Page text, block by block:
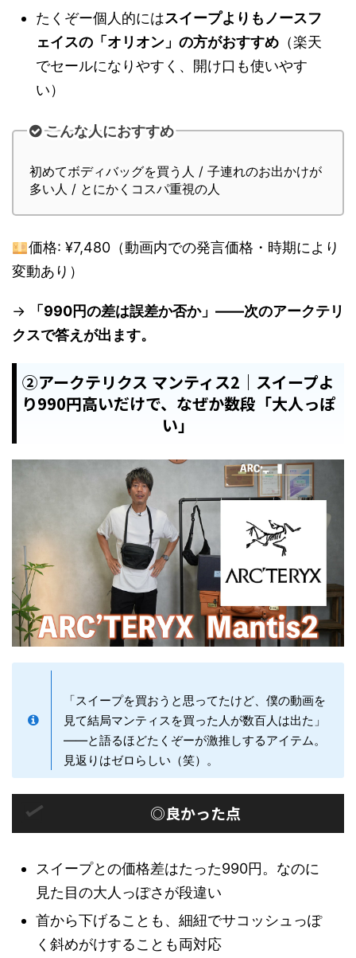
たくぞー個人的にはスイープよりもノースフ
ェイスの「オリオン」の方がおすすめ （楽天
でセールになりやすく、開け口も使いやす
い）
こんな人におすすめ
初めてボディバッグを買う人 / 子連れのお出かけが
多い人 / とにかくコスパ重視の人
価格: ¥7,480（動画内での発言価格・時期により
変動あり）
→
「990円の差は誤差か否か」——次のアークテリ
クスで答えが出ます。
②アークテリクス マンティス2｜スイープよ
り990円高いだけで、なぜか数段「大人っぽ
い」
「スイープを買おうと思ってたけど、僕の動画を
見て結局マンティスを買った人が数百人は出た」
——と語るほどたくぞーが激推しするアイテム。
見返りはゼロらしい（笑）。
◎良かった点
スイープとの価格差はたった990円。なのに
見た目の大人っぽさが段違い
首から下げることも、細紐でサコッシュっぽ
く斜めがけすることも両対応